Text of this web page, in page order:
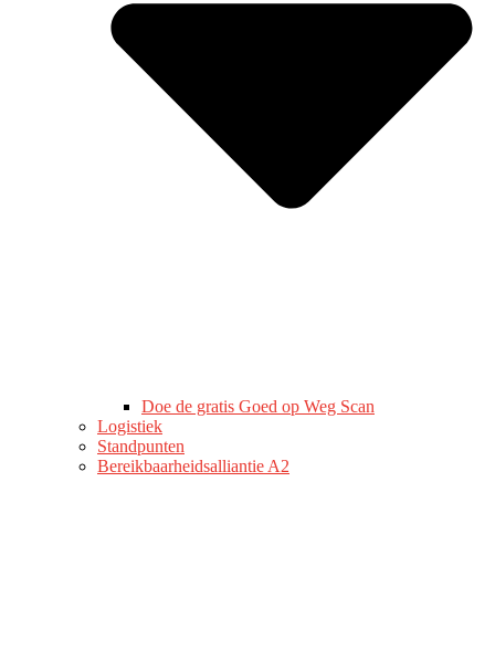
Doe de gratis Goed op Weg Scan
Logistiek
Standpunten
Bereikbaarheidsalliantie A2